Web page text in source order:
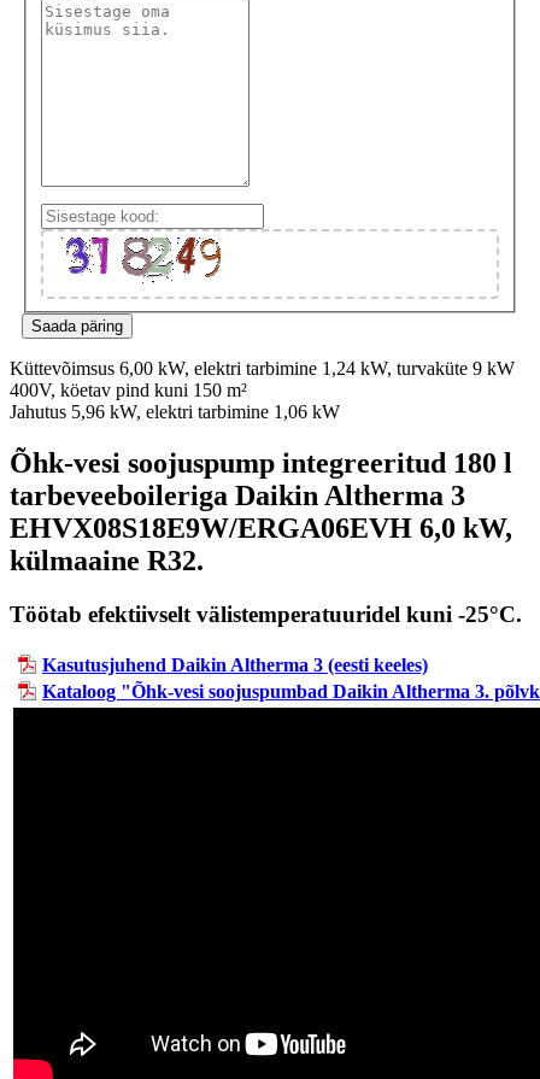
Küttevõimsus 6,00 kW, elektri tarbimine 1,24 kW, turvaküte 9 kW
400V, köetav pind kuni 150 m²
Jahutus 5,96 kW, elektri tarbimine 1,06 kW
Õhk-vesi soojuspump integreeritud 180 l
tarbeveeboileriga Daikin Altherma 3
EHVX08S18E9W/ERGA06EVH 6,0 kW,
külmaaine R32.
Töötab efektiivselt välistemperatuuridel kuni -25°C.
Kasutusjuhend Daikin Altherma 3 (eesti keeles)
Kataloog "Õhk-vesi soojuspumbad Daikin Altherma 3.